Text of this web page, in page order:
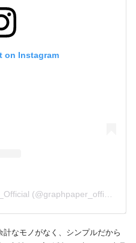
on Instagram
なモノがなく、シンプルだから